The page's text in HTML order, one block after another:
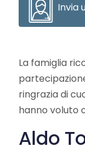
Invia
La famiglia
ringrazia di
hanno voluto
Aldo